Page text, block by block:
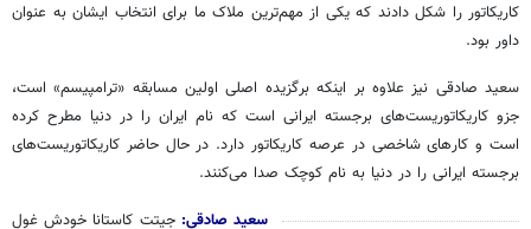
کاریکاتور را شکل دادند که یکی از مهم‌ترین ملاک ما برای انتخاب ایشان به عنوان
داور بود.
سعید صادقی نیز علاوه بر اینکه برگزیده اصلی اولین مسابقه «ترامپیسم» است،
جزو کاریکاتوریست‌های برجسته ایرانی است که نام ایران را در دنیا مطرح کرده
است و کارهای شاخصی در عرصه کاریکاتور دارد. در حال حاضر کاریکاتوریست‌های
برجسته ایرانی را در دنیا به نام کوچک صدا می‌کنند.
سعید صادقی: جیتت کاستانا خودش غول